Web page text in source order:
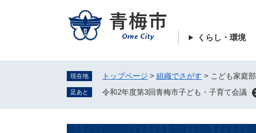
くらし・環境
現在地 トップページ > 組織でさがす > こども家庭部
足あと 令和2年度第3回青梅市子ども・子育て会議